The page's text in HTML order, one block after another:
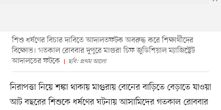
শিশু ধর্ষণের বিচার দাবিতে আদালতফটক অবরুদ্ধ করে শিক্ষার্থীদের
বিক্ষোভ। গতকাল রোববার দুপুরে মাগুরা চিফ জুডিশিয়াল ম্যাজিস্ট্রেট
আদালতের ফটকে
ছবি: প্রথম আলো
নিরাপত্তা নিয়ে শঙ্কা থাকায় মাগুরায় বোনের বাড়িতে বেড়াতে যাওয়া
আট বছরের শিশুকে ধর্ষণের ঘটনায় আসামিদের গতকাল রোববার